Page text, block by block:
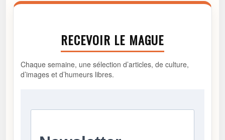
RECEVOIR LE MAGUE
Chaque semaine, une sélection d’articles, de culture,
d’images et d’humeurs libres.